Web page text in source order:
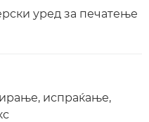
уред за печатење
испраќање,